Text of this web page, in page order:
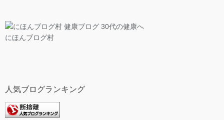
にほんブログ村
人気ブログランキング